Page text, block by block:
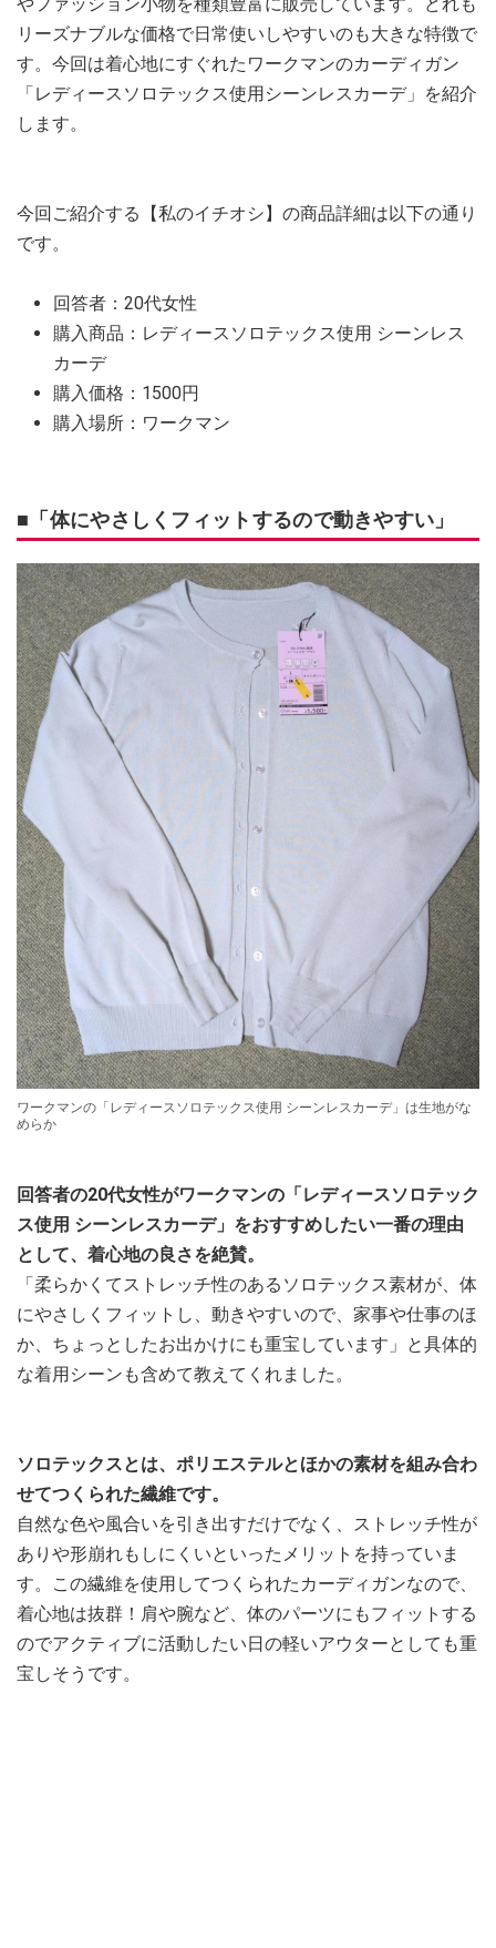
リーズナブルな価格で日常使いしやすいのも大きな特徴で
す。今回は着心地にすぐれたワークマンのカーディガン
「レディースソロテックス使用シーンレスカーデ」を紹介
します。
今回ご紹介する【私のイチオシ】の商品詳細は以下の通り
です。
回答者：20代女性
購入商品：レディースソロテックス使用 シーンレス
カーデ
購入価格：1500円
購入場所：ワークマン
■「体にやさしくフィットするので動きやすい」
ワークマンの「レディースソロテックス使用 シーンレスカーデ」は生地がな
めらか
回答者の20代女性がワークマンの「レディースソロテック
ス使用 シーンレスカーデ」をおすすめしたい一番の理由
として、着心地の良さを絶賛。
「柔らかくてストレッチ性のあるソロテックス素材が、体
にやさしくフィットし、動きやすいので、家事や仕事のほ
か、ちょっとしたお出かけにも重宝しています」と具体的
な着用シーンも含めて教えてくれました。
ソロテックスとは、ポリエステルとほかの素材を組み合わ
せてつくられた繊維です。
自然な色や風合いを引き出すだけでなく、ストレッチ性が
ありや形崩れもしにくいといったメリットを持っていま
す。この繊維を使用してつくられたカーディガンなので、
着心地は抜群！肩や腕など、体のパーツにもフィットする
のでアクティブに活動したい日の軽いアウターとしても重
宝しそうです。